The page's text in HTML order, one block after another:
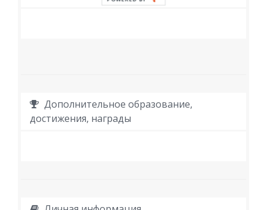
Дополнительное образование,
достижения, награды